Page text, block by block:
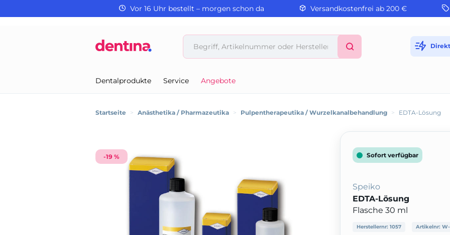
Vor 16 Uhr bestellt – morgen schon da Versandkostenfrei ab 200 €
Dentalprodukte Service Angebote
Startseite > Anästhetika / Pharmazeutika > Pulpentherapeutika / Wurzelkanalbehandlung > EDTA-Lösung
-19 % Sofort verfügbar
Speiko
EDTA-Lösung
Flasche 30 ml
Herstellernr: 1057 Artikelnr: W-